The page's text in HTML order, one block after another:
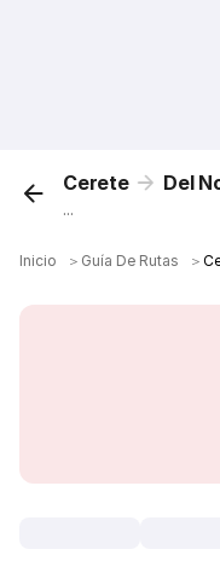
Cerete Del
...
Inicio ＞ Guía De Rutas ＞